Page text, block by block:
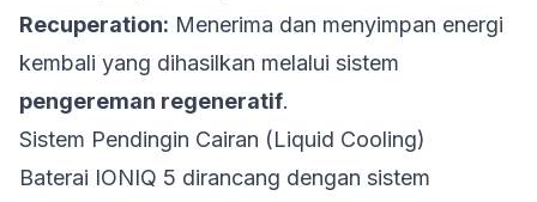
Recuperation: Menerima dan menyimpan energi
kembali yang dihasilkan melalui sistem
pengereman regeneratif.
Sistem Pendingin Cairan (Liquid Cooling)
Baterai IONIQ 5 dirancang dengan sistem